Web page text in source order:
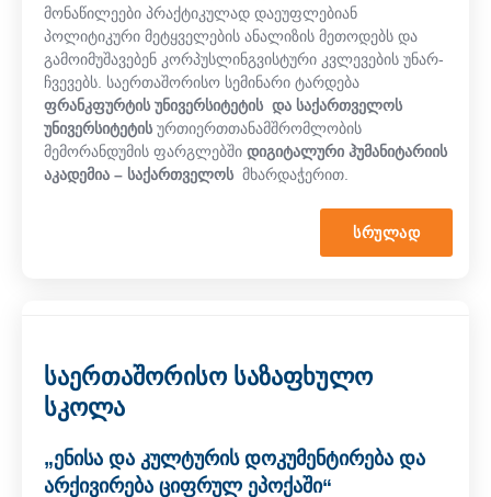
მონაწილეები პრაქტიკულად დაეუფლებიან
პოლიტიკური მეტყველების ანალიზის მეთოდებს და
გამოიმუშავებენ კორპუსლინგვისტური კვლევების უნარ-
ჩვევებს. საერთაშორისო სემინარი ტარდება
ფრანკფურტის უნივერსიტეტის და საქართველოს
უნივერსიტეტის ურთიერთთანამშრომლობის
მემორანდუმის ფარგლებში დიგიტალური ჰუმანიტარიის
აკადემია – საქართველოს მხარდაჭერით.
ᲡᲠᲣᲚᲐᲓ
საერთაშორისო საზაფხულო
სკოლა
„ენისა და კულტურის დოკუმენტირება და
არქივირება ციფრულ ეპოქაში“